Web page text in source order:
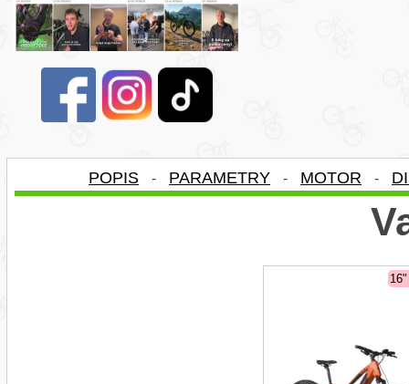
POPIS - PARAMETRY - MOTOR -